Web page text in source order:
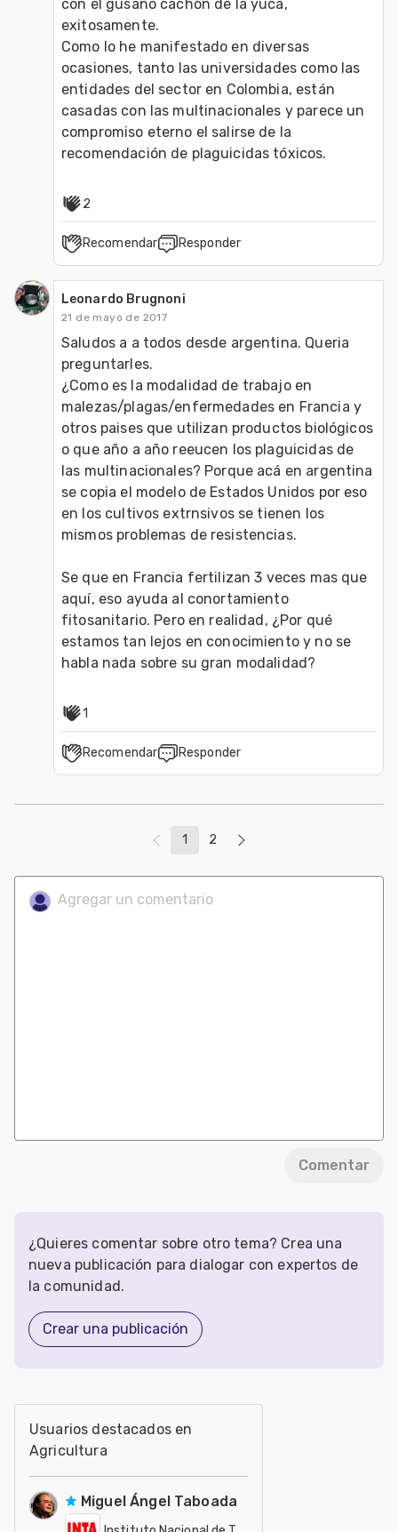
con el gusano cachón de la yuca,
exitosamente.
Como lo he manifestado en diversas
ocasiones, tanto las universidades como las
entidades del sector en Colombia, están
casadas con las multinacionales y parece un
compromiso eterno el salirse de la
recomendación de plaguicidas tóxicos.
2
Recomendar Responder
Leonardo Brugnoni
21 de mayo de 2017
Saludos a a todos desde argentina. Queria
preguntarles.
¿Como es la modalidad de trabajo en
malezas/plagas/enfermedades en Francia y
otros paises que utilizan productos biológicos
o que año a año reeucen los plaguicidas de
las multinacionales? Porque acá en argentina
se copia el modelo de Estados Unidos por eso
en los cultivos extrnsivos se tienen los
mismos problemas de resistencias.
Se que en Francia fertilizan 3 veces mas que
aquí, eso ayuda al conortamiento
fitosanitario. Pero en realidad, ¿Por qué
estamos tan lejos en conocimiento y no se
habla nada sobre su gran modalidad?
1
Recomendar Responder
1 2
Comentar
¿Quieres comentar sobre otro tema? Crea una
nueva publicación para dialogar con expertos de
la comunidad.
Crear una publicación
Usuarios destacados en
Agricultura
Miguel Ángel Taboada